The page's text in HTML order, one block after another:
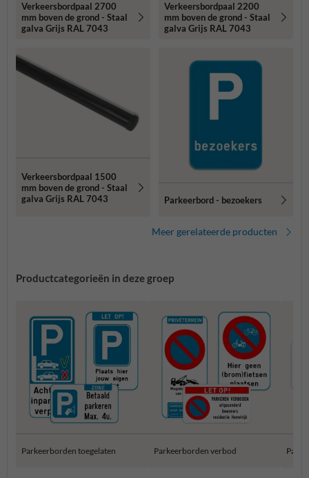
Verkeersbordpaal 2700
mm boven de grond - Staal
galva Grijs RAL 7043
Verkeersbordpaal 2200
mm boven de grond - Staal
galva Grijs RAL 7043
Verkeersbordpaal 1500
mm boven de grond - Staal
galva Grijs RAL 7043
Parkeerbord - bezoekers
Meer gerelateerde producten
Productcategorieën in deze groep
Parkeerborden toegelaten Parkeerborden verbod